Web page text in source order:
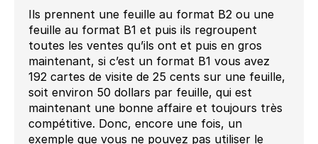
Ils prennent une feuille au format B2 ou une
feuille au format B1 et puis ils regroupent
toutes les ventes qu’ils ont et puis en gros
maintenant, si c’est un format B1 vous avez
192 cartes de visite de 25 cents sur une feuille,
soit environ 50 dollars par feuille, qui est
maintenant une bonne affaire et toujours très
compétitive. Donc, encore une fois, un
exemple que vous ne pouvez pas utiliser le